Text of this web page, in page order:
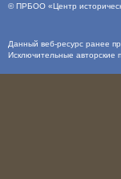
©ПРБОО «Центр
Данный веб-ресурс ранее
Исключительные